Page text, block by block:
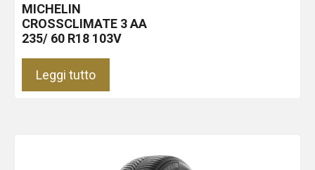
MICHELIN
CROSSCLIMATE 3AA
235/ 60 R18 103V
Leggi tutto